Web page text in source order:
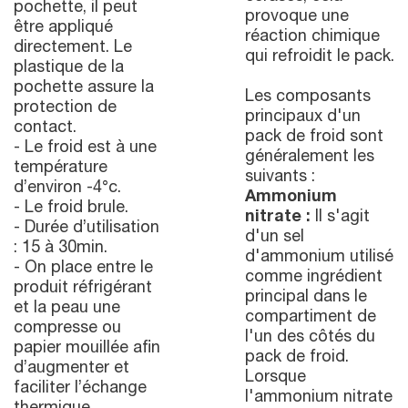
pochette, il peut
être appliqué
directement. Le
plastique de la
pochette assure la
protection de
contact.
- Le froid est à une
température
d’environ -4°c.
- Le froid brule.
- Durée d’utilisation
: 15 à 30min.
- On place entre le
produit réfrigérant
et la peau une
compresse ou
papier mouillée afin
d’augmenter et
faciliter l’échange
provoque une
réaction chimique
qui refroidit le pack.
Les composants
principaux d'un
pack de froid sont
généralement les
suivants :
Ammonium
nitrate : Il s'agit
d'un sel
d'ammonium utilisé
comme ingrédient
principal dans le
compartiment de
l'un des côtés du
pack de froid.
Lorsque
l'ammonium nitrate